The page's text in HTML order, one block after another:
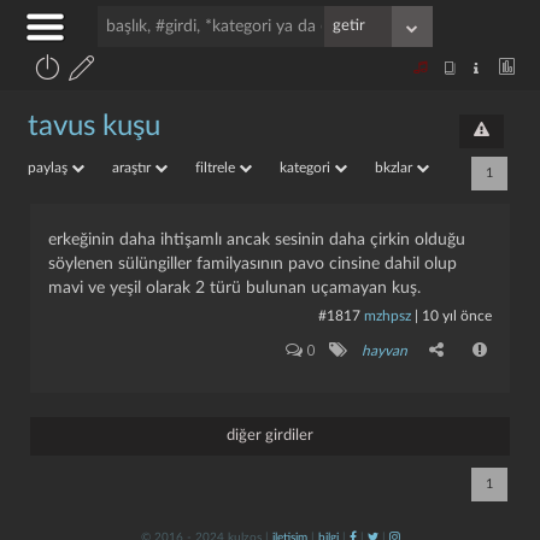
tavus kuşu
paylaş araştır filtrele kategori bkzlar 1
erkeğinin daha ihtişamlı ancak sesinin daha çirkin olduğu
söylenen sülüngiller familyasının pavo cinsine dahil olup
mavi ve yeşil olarak 2 türü bulunan uçamayan kuş.
#1817 mzhpsz 10 yıl önce
0 hayvan
diğer girdiler
1
© 2016 - 2024 kulzos | iletişim| bilgi| | |